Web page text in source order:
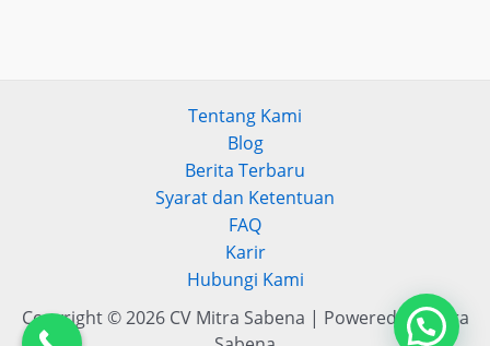
Tentang Kami
Blog
Berita Terbaru
Syarat dan Ketentuan
FAQ
Karir
Hubungi Kami
Copyright © 2026 CV Mitra Sabena | Powered by Mitra